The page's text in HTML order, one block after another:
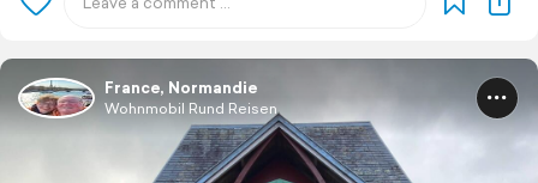
France, Normandie
Wohnmobil Rund Reisen